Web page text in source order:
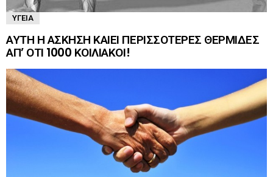
ΥΓΕΊΑ
ΑΥΤΗ Η ΑΣΚΗΣΗ ΚΑΙΕΙ ΠΕΡΙΣΣΟΤΕΡΕΣ ΘΕΡΜΙΔΕΣ
ΑΠ’ ΟΤΙ 1000 ΚΟΙΛΙΑΚΟΙ!